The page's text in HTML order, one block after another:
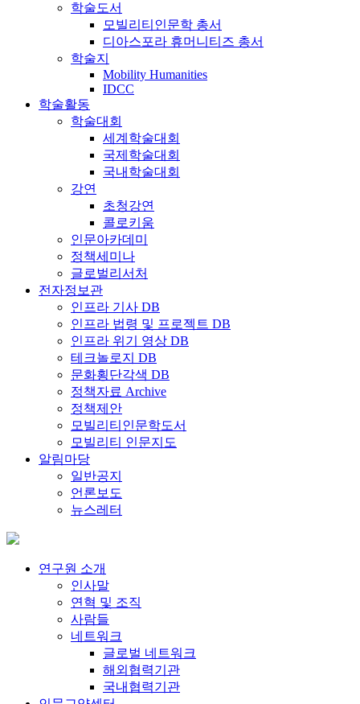
학술도서
모빌리티인문학 총서
디아스포라 휴머니티즈 총서
학술지
Mobility Humanities
IDCC
학술활동
학술대회
세계학술대회
국제학술대회
국내학술대회
강연
초청강연
콜로키움
인문아카데미
정책세미나
글로벌리서처
전자정보관
인프라 기사 DB
인프라 법령 및 프로젝트 DB
인프라 위기 영상 DB
테크놀로지 DB
문화횡단각색 DB
정책자료 Archive
정책제안
모빌리티인문학도서
모빌리티 인문지도
알림마당
일반공지
언론보도
뉴스레터
연구원 소개
인사말
연혁 및 조직
사람들
네트워크
글로벌 네트워크
해외협력기관
국내협력기관